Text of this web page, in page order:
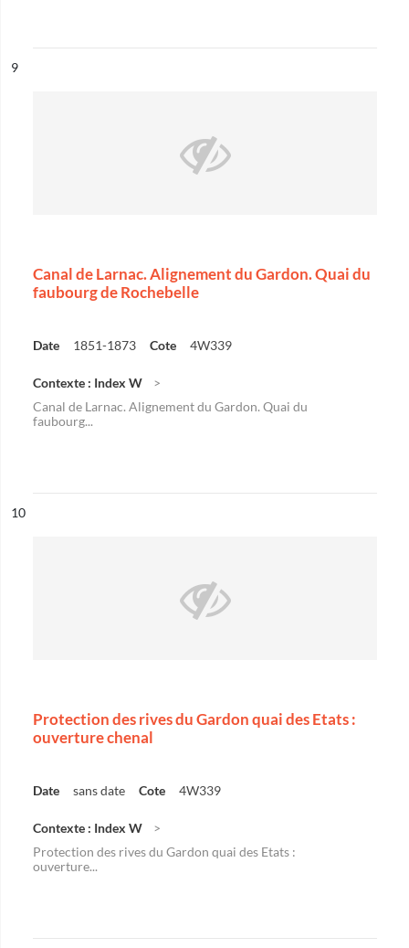
n°
9
Canal de Larnac. Alignement du Gardon. Quai du
faubourg de Rochebelle
Date 1851-1873 Cote 4W339
Contexte : Index W
Canal de Larnac. Alignement du Gardon. Quai du
faubourg...
n°
10
Protection des rives du Gardon quai des Etats :
ouverture chenal
Date sans date Cote 4W339
Contexte : Index W
Protection des rives du Gardon quai des Etats :
ouverture...